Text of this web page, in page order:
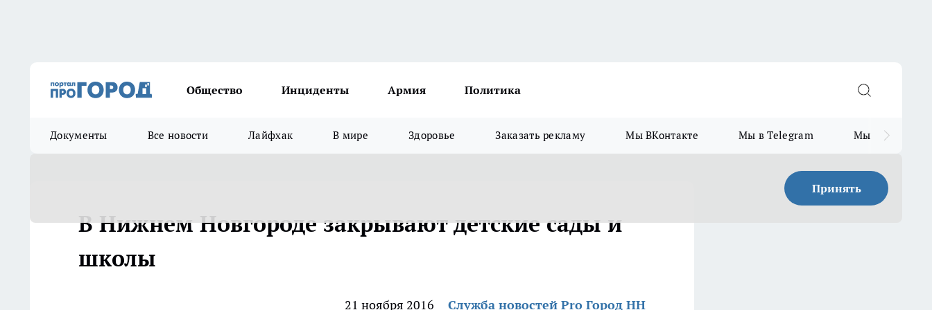
Общество Инциденты Армия Политика
Документы Все новости Лайфхак В мире Здоровье Заказать рекламу Мы ВКонтакте Мы в Telegram Мы в MAX
Принять
В Нижнем Новгороде закрывают детские сады и
школы
21 ноября 2016 Служба новостей Pro Город НН